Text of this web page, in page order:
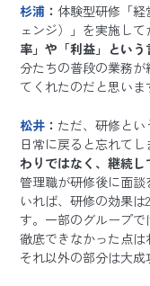
杉浦 ：体験型研修「経
ェンジ）」を実施し
率」や「利益」とい
分たちの普段の業務
てくれたのだと思いま
松井 ： ただ、研修とい
日常に戻ると忘れて
わりではなく、継続
管理職が研修後に面
いれば、研修の効果
す。一部のグループ
徹底できなかった点は
それ以外の部分は大成